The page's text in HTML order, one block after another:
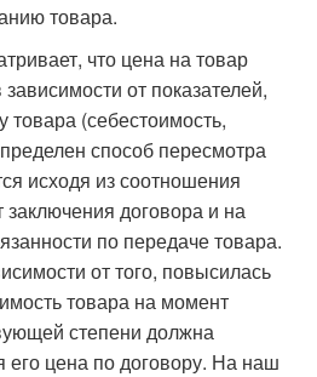
товара.
что цена на товар
от показателей,
(себестоимость,
способ пересмотра
исходя из соотношения
договора и на
по передаче товара.
от того, повысилась
товара на момент
степени должна
его цена по договору. На наш